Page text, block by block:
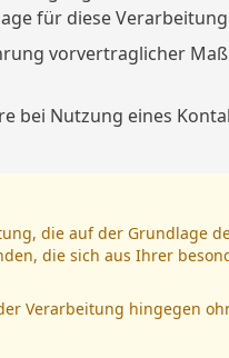
für diese
vorvertraglicher
bei Nutzung eines
die auf der Grundlage
die sich aus Ihrer
Verarbeitung hingegen